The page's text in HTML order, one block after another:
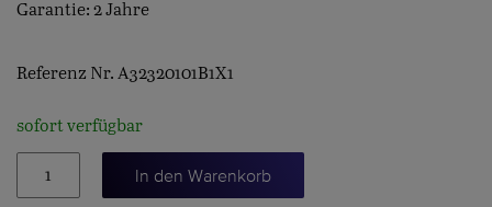
Garantie: 2 Jahre
Referenz Nr. A32320101B1X1
sofort verfügbar
AUTOMATIC
In den Warenkorb